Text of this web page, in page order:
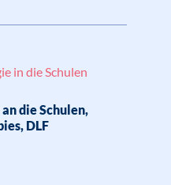
in die Schulen
die Schulen,
DLF